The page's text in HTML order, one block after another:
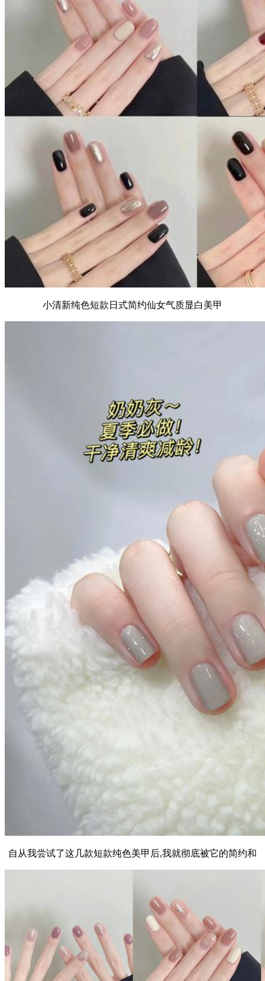
小清新纯色短款日式简约仙女气质显白美甲
自从我尝试了这几款短款纯色美甲后,我就彻底被它的简约和